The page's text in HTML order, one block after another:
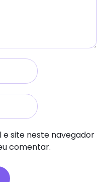
e site neste navegador
comentar.